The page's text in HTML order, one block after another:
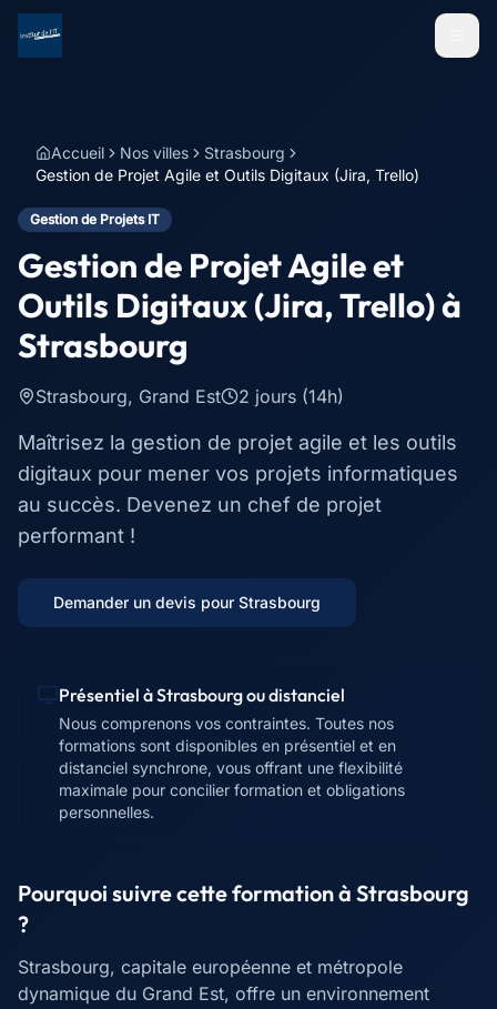
Menu
Accueil Nos villes
Strasbourg
Gestion de Projet Agile et Outils Digitaux (Jira, Trello)
Gestion de Projets IT
Gestion de Projet Agile et
Outils Digitaux (Jira, Trello)à
Strasbourg
Strasbourg, Grand Est 2 jours (14h)
Maîtrisez la gestion de projet agile et les outils
digitaux pour mener vos projets informatiques
au succès. Devenez un chef de projet
performant !
Demander un devis pour Strasbourg
Présentiel àStrasbourgou distanciel
Nous comprenons vos contraintes. Toutes nos
formations sont disponibles en présentiel et en
distanciel synchrone, vous offrant une flexibilité
maximale pour concilier formation et obligations
personnelles.
Pourquoi suivre cette formation à Strasbourg
?
Strasbourg, capitale européenne et métropole
dynamique du Grand Est, offre un environnement